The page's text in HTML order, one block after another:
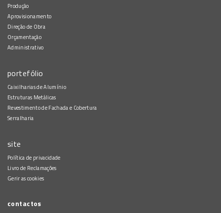
contactos
Produção
Aprovisionamento
Direção de Obra
Orçamentação
Administrativo
portefólio
Caixilharias de Alumínio
Estruturas Metálicas
Revestimento de Fachada e Cobertura
Serralharia
site
Política de privacidade
Livro de Reclamações
Gerir as cookies